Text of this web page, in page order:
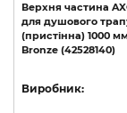
Верхня частина
для душового
(пристінна) 1000
Bronze (42528140)
Виробник: